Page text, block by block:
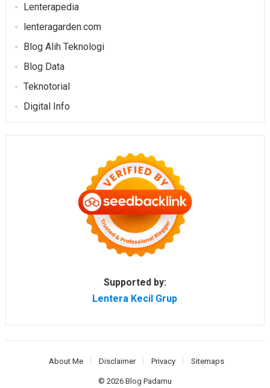
Lenterapedia
lenteragarden.com
Blog Alih Teknologi
Blog Data
Teknotorial
Digital Info
Supported by:
Lentera Kecil Grup
About Me Disclaimer Privacy Sitemaps
© 2026 Blog Padamu